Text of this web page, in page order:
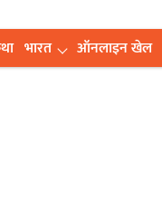
भारत ऑनलाइन खेल